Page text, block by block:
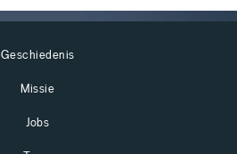
Geschiedenis
Missie
Jobs